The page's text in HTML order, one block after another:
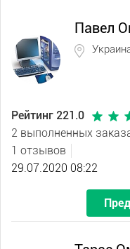
Павел
Рейтинг 221.0
2 выполненных
1 отзывов
29.07.2020 08:22